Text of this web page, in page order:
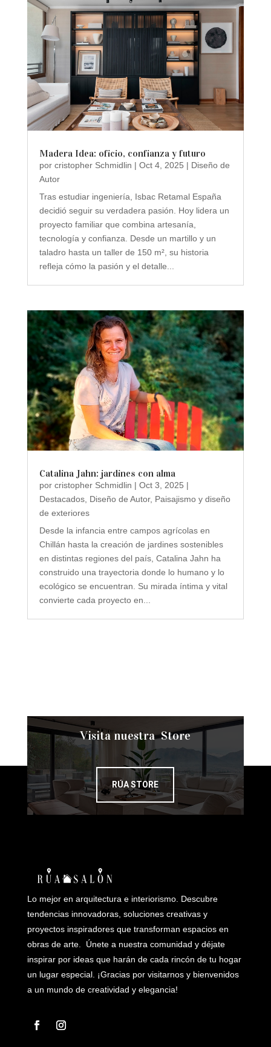
Madera Idea: oficio, confianza y futuro
por cristopher Schmidlin | Oct 4, 2025 | Diseño de
Autor
Tras estudiar ingeniería, Isbac Retamal España
decidió seguir su verdadera pasión. Hoy lidera un
proyecto familiar que combina artesanía,
tecnología y confianza. Desde un martillo y un
taladro hasta un taller de 150 m², su historia
refleja cómo la pasión y el detalle...
Catalina Jahn: jardines con alma
por cristopher Schmidlin | Oct 3, 2025 |
Destacados, Diseño de Autor, Paisajismo y diseño
de exteriores
Desde la infancia entre campos agrícolas en
Chillán hasta la creación de jardines sostenibles
en distintas regiones del país, Catalina Jahn ha
construido una trayectoria donde lo humano y lo
ecológico se encuentran. Su mirada íntima y vital
convierte cada proyecto en...
Visita nuestra Store
RÚA STORE
Lo mejor en arquitectura e interiorismo. Descubre
tendencias innovadoras, soluciones creativas y
proyectos inspiradores que transforman espacios en
obras de arte. Únete a nuestra comunidad y déjate
inspirar por ideas que harán de cada rincón de tu hogar
un lugar especial. ¡Gracias por visitarnos y bienvenidos
a un mundo de creatividad y elegancia!